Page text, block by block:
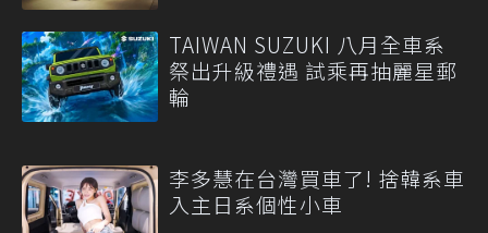
TAIWAN SUZUKI 八月全車系
祭出升級禮遇 試乘再抽麗星郵
輪
李多慧在台灣買車了! 捨韓系車
入主日系個性小車